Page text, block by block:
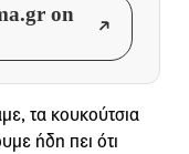
on
τα κουκούτσια
ήδη πει ότι